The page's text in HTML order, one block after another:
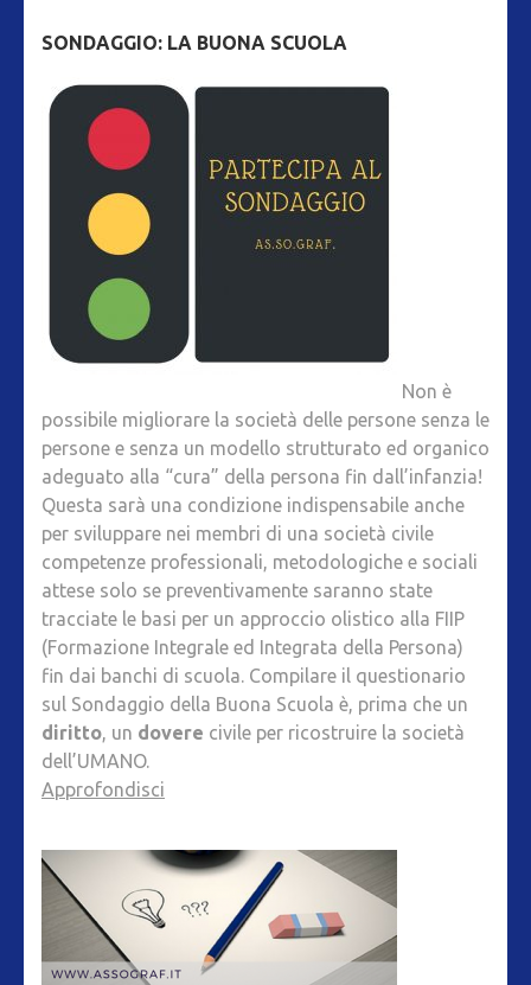
SONDAGGIO: LA BUONA SCUOLA
Non è
possibile migliorare la società delle persone senza le
persone e senza un modello strutturato ed organico
adeguato alla “cura” della persona fin dall’infanzia!
Questa sarà una condizione indispensabile anche
per sviluppare nei membri di una società civile
competenze professionali, metodologiche e sociali
attese solo se preventivamente saranno state
tracciate le basi per un approccio olistico alla FIIP
(Formazione Integrale ed Integrata della Persona)
fin dai banchi di scuola. Compilare il questionario
sul Sondaggio della Buona Scuola è, prima che un
diritto, un dovere civile per ricostruire la società
dell’UMANO.
Approfondisci